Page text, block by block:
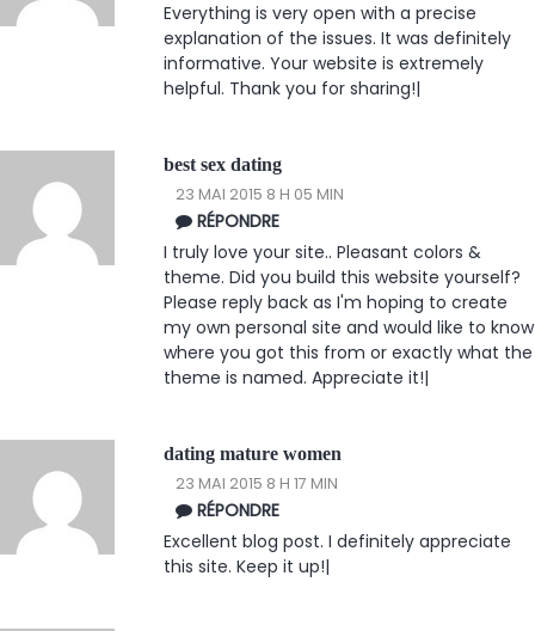
Everything is very open with a precise
explanation of the issues. It was definitely
informative. Your website is extremely
helpful. Thank you for sharing!|
best sex dating
23 MAI 2015 8 H 05 MIN
RÉPONDRE
I truly love your site.. Pleasant colors &
theme. Did you build this website yourself?
Please reply back as I'm hoping to create
my own personal site and would like to know
where you got this from or exactly what the
theme is named. Appreciate it!|
dating mature women
23 MAI 2015 8 H 17 MIN
RÉPONDRE
Excellent blog post. I definitely appreciate
this site. Keep it up!|